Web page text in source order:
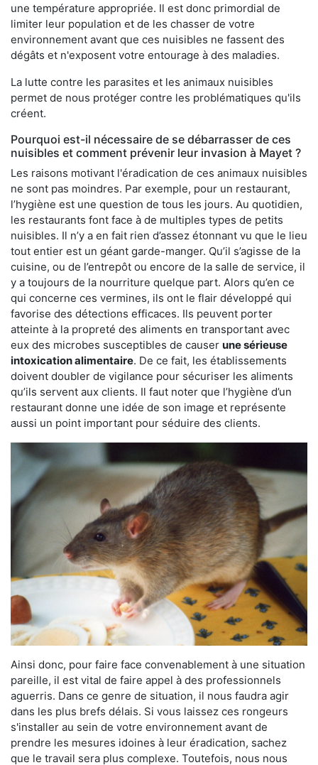
une température appropriée. Il est donc primordial de
limiter leur population et de les chasser de votre
environnement avant que ces nuisibles ne fassent des
dégâts et n'exposent votre entourage à des maladies.
La lutte contre les parasites et les animaux nuisibles
permet de nous protéger contre les problématiques qu'ils
créent.
Pourquoi est-il nécessaire de se débarrasser de ces
nuisibles et comment prévenir leur invasion à Mayet ?
Les raisons motivant l'éradication de ces animaux nuisibles
ne sont pas moindres. Par exemple, pour un restaurant,
l’hygiène est une question de tous les jours. Au quotidien,
les restaurants font face à de multiples types de petits
nuisibles. Il n’y a en fait rien d’assez étonnant vu que le lieu
tout entier est un géant garde-manger. Qu’il s’agisse de la
cuisine, ou de l’entrepôt ou encore de la salle de service, il
y a toujours de la nourriture quelque part. Alors qu’en ce
qui concerne ces vermines, ils ont le flair développé qui
favorise des détections efficaces. Ils peuvent porter
atteinte à la propreté des aliments en transportant avec
eux des microbes susceptibles de causer une sérieuse
intoxication alimentaire. De ce fait, les établissements
doivent doubler de vigilance pour sécuriser les aliments
qu’ils servent aux clients. Il faut noter que l’hygiène d’un
restaurant donne une idée de son image et représente
aussi un point important pour séduire des clients.
Ainsi donc, pour faire face convenablement à une situation
pareille, il est vital de faire appel à des professionnels
aguerris. Dans ce genre de situation, il nous faudra agir
dans les plus brefs délais. Si vous laissez ces rongeurs
s'installer au sein de votre environnement avant de
prendre les mesures idoines à leur éradication, sachez
que le travail sera plus complexe. Toutefois, nous nous